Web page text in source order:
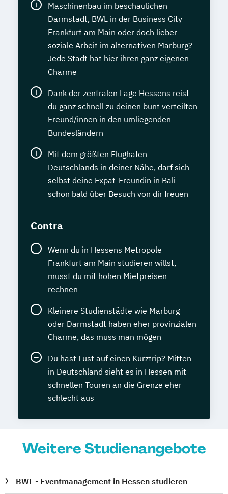
Maschinenbau im beschaulichen
Darmstadt, BWL in der Business City
Frankfurt am Main oder doch lieber
soziale Arbeit im alternativen Marburg?
Jede Stadt hat hier ihren ganz eigenen
Charme
Dank der zentralen Lage Hessens reist
du ganz schnell zu deinen bunt verteilten
Freund/innen in den umliegenden
Bundesländern
Mit dem größten Flughafen
Deutschlands in deiner Nähe, darf sich
selbst deine Expat-Freundin in Bali
schon bald über Besuch von dir freuen
Contra
Wenn du in Hessens Metropole
Frankfurt am Main studieren willst,
musst du mit hohen Mietpreisen
rechnen
Kleinere Studienstädte wie Marburg
oder Darmstadt haben eher provinzialen
Charme, das muss man mögen
Du hast Lust auf einen Kurztrip? Mitten
in Deutschland sieht es in Hessen mit
schnellen Touren an die Grenze eher
schlecht aus
Weitere Studienangebote
BWL - Eventmanagement in Hessen studieren